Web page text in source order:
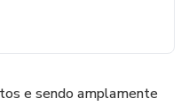
e sendo amplamente